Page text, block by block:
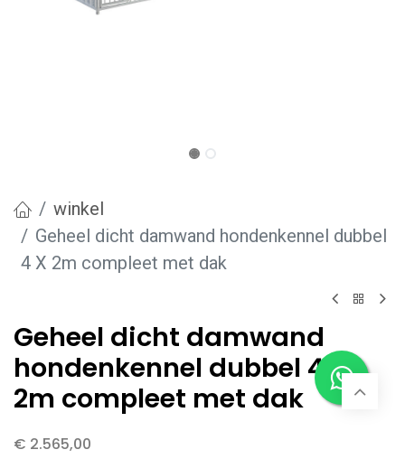
winkel
Geheel dicht damwand hondenkennel dubbel
4 X 2m compleet met dak
Geheel dicht damwand
hondenkennel dubbel 4 X
2m compleet met dak
€ 2.565,00